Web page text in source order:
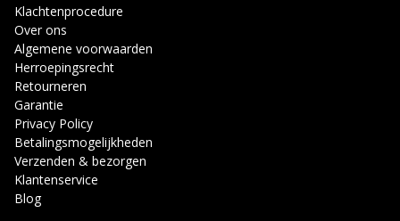
Klachtenprocedure
Over ons
Algemene voorwaarden
Herroepingsrecht
Retourneren
Garantie
Privacy Policy
Betalingsmogelijkheden
Verzenden & bezorgen
Klantenservice
Blog